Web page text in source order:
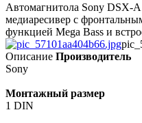
Автомагнитола Sony DSX-
медиаресивер с
функцией Mega Bass и
Описание Производитель
Sony
Монтажный размер
1 DIN